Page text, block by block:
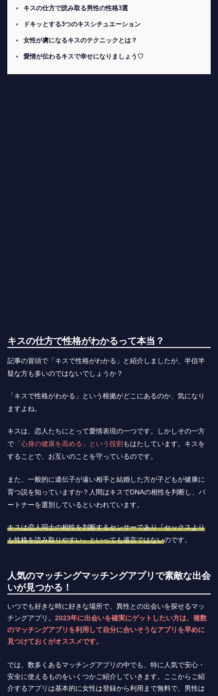
キスの仕方で読み取る男性の性格3選
ドキッとする3つのキスシチュエーション
女性が虜になるキスのテクニックとは？
愛情が伝わるキスで幸せになりましょう♡
キスの仕方で性格がわかるって本当？
記事の冒頭で「キスで性格がわかる」と紹介しましたが、半信半
疑な方も多いのではないでしょうか？
「キスで性格がわかる」という根拠がどこにあるのか、気になり
ますよね。
キスは、恋人たちにとって愛情表現の一つです。しかしその一方
で 「心身の健康を高める」という役割 もはたしています。キスを
することで、お互いのことを守っているのです。
また、一般的に遺伝子が遠い相手と結婚した方が子どもが健康に
育つ説を知っていますか？人間はキスでDNAの相性を判断し、パ
ートナーを選別しているといわれています。
キスは恋人同士の相性を判断するセンサーであり『セックスより
も性格を読み取りやすい』といっても過言ではないのです。
人気のマッチングマッチングアプリで素敵な出会
いが見つかる！
いつでも好きな時に好きな場所で、異性との出会いを探せるマッ
チングアプリ。 2023年に出会いを確実にゲットしたい方は、複数
のマッチングアプリを利用して自分に合いそうなアプリを早めに
見つけておくがオススメです。
では、数多くあるマッチングアプリの中でも、特に人気で安心・
安全に使えるものをいくつかご紹介していきます。ここからご紹
介するアプリは基本的に女性は登録から利用まで無料で、男性は